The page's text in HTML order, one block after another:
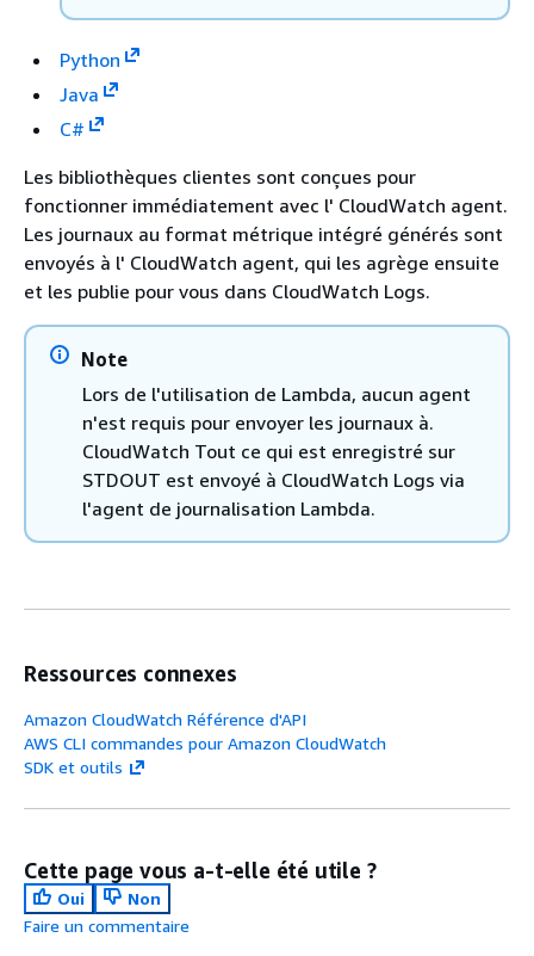
Python
Java
C#
Les bibliothèques clientes sont conçues pour
fonctionner immédiatement avec l' CloudWatch agent.
Les journaux au format métrique intégré générés sont
envoyés à l' CloudWatch agent, qui les agrège ensuite
et les publie pour vous dans CloudWatch Logs.
Note
Lors de l'utilisation de Lambda, aucun agent
n'est requis pour envoyer les journaux à.
CloudWatch Tout ce qui est enregistré sur
STDOUT est envoyé à CloudWatch Logs via
l'agent de journalisation Lambda.
Ressources connexes
Amazon CloudWatch Référence d'API
AWS CLI commandes pour Amazon CloudWatch
SDK et outils
Cette page vous a-t-elle été utile ?
Oui
Non
Faire un commentaire